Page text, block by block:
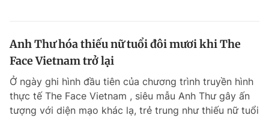
Anh Thư hóa thiếu nữ tuổi đôi mươi khi The
Face Vietnam trở lại
Ở ngày ghi hình đầu tiên của chương trình truyền hình
thực tế The Face Vietnam , siêu mẫu Anh Thư gây ấn
tượng với diện mạo khác lạ, trẻ trung như thiếu nữ tuổi